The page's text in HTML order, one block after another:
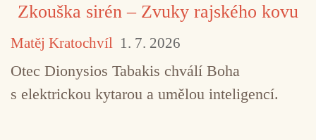
Zkouška sirén – Zvuky rajského kovu
Matěj Kratochvíl 1. 7. 2026
Otec Dionysios Tabakis chválí Boha
s elektrickou kytarou a umělou inteligencí.